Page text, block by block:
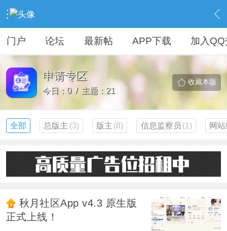
› 社区广场区 › 申请专区
门户 论坛 最新帖 APP下载 加入
申请专区
今日：0 / 主题：21
收藏本版
全部 总版主 (3) 版主 (8) 信息监察员 (1) 网
秋月社区App v4.3 原生版
正式上线！